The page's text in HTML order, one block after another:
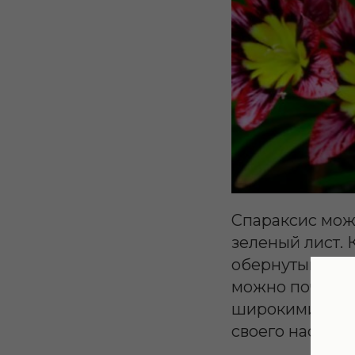
Спараксис
зеленый лист.
обернутыми
можно
широкими
своего